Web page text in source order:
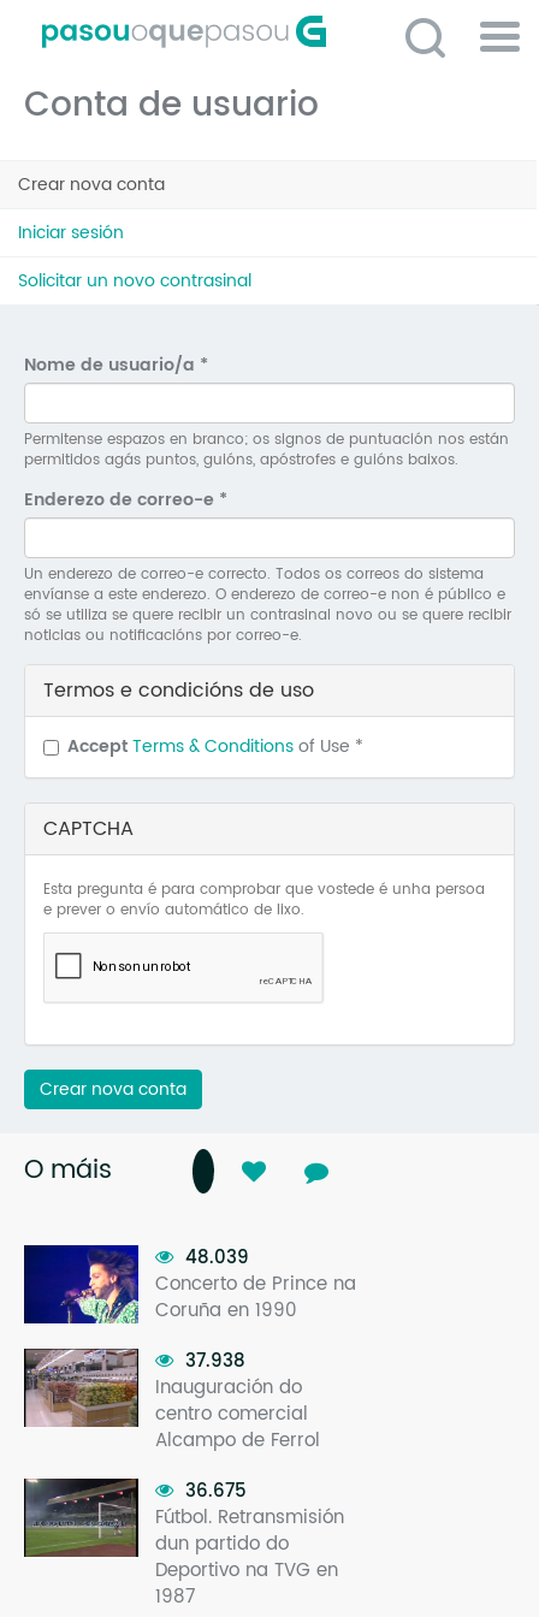
contido
O
O
Conta de usuario
Pestanas
principais
Crear nova conta
Iniciar sesión
Solicitar un novo contrasinal
Nome de usuario/a *
Permitense espazos en branco; os signos de puntuación nos están
permitidos agás puntos, guións, apóstrofes e guións baixos.
Enderezo de correo-e *
Un enderezo de correo-e correcto. Todos os correos do sistema
envíanse a este enderezo. O enderezo de correo-e non é público e
só se utiliza se quere recibir un contrasinal novo ou se quere recibir
noticias ou notificacións por correo-e.
Termos e condicións de uso
AcceptTerms & Conditionsof Use *
CAPTCHA
Esta pregunta é para comprobar que vostede é unha persoa
e prever o envío automático de lixo.
Crear nova conta
O máis
48.039
Concerto de Prince na
Coruña en 1990
37.938
Inauguración do
centro comercial
Alcampo de Ferrol
36.675
Fútbol. Retransmisión
dun partido do
Deportivo na TVG en
1987